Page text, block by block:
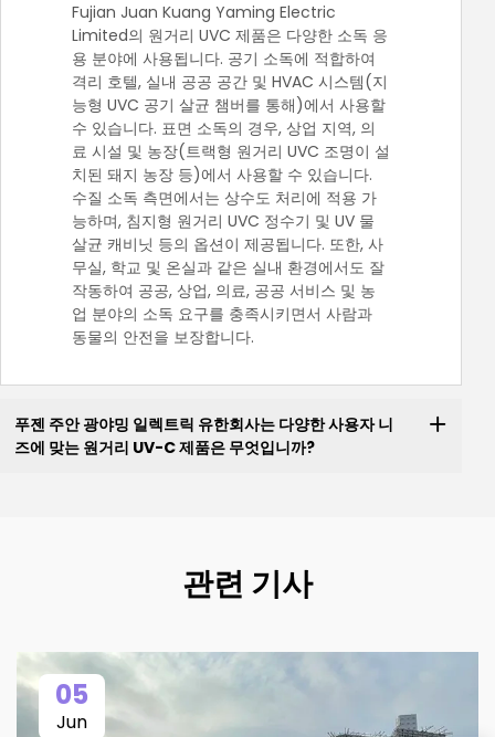
Fujian Juan Kuang Yaming Electric
Limited의 원거리 UVC 제품은 다양한 소독 응
용 분야에 사용됩니다. 공기 소독에 적합하여
격리 호텔, 실내 공공 공간 및 HVAC 시스템(지
능형 UVC 공기 살균 챔버를 통해)에서 사용할
수 있습니다. 표면 소독의 경우, 상업 지역, 의
료 시설 및 농장(트랙형 원거리 UVC 조명이 설
치된 돼지 농장 등)에서 사용할 수 있습니다.
수질 소독 측면에서는 상수도 처리에 적용 가
능하며, 침지형 원거리 UVC 정수기 및 UV 물
살균 캐비닛 등의 옵션이 제공됩니다. 또한, 사
무실, 학교 및 온실과 같은 실내 환경에서도 잘
작동하여 공공, 상업, 의료, 공공 서비스 및 농
업 분야의 소독 요구를 충족시키면서 사람과
동물의 안전을 보장합니다.
푸젠 주안 광야밍 일렉트릭 유한회사는 다양한 사용자 니
즈에 맞는 원거리 UV-C 제품은 무엇입니까?
관련 기사
05
Jun